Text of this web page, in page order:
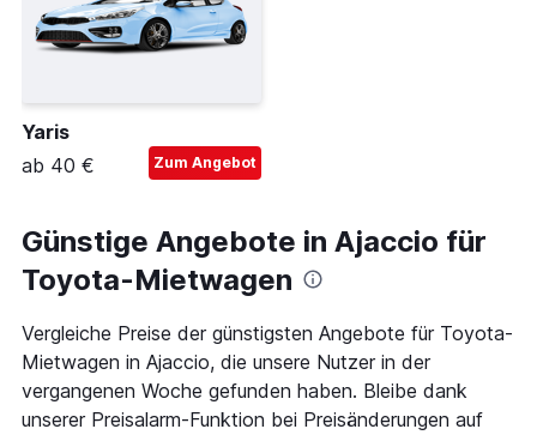
Yaris
ab 40 €
Zum Angebot
Günstige Angebote in Ajaccio für
Toyota-Mietwagen
Vergleiche Preise der günstigsten Angebote für Toyota-
Mietwagen in Ajaccio, die unsere Nutzer in der
vergangenen Woche gefunden haben. Bleibe dank
unserer Preisalarm-Funktion bei Preisänderungen auf